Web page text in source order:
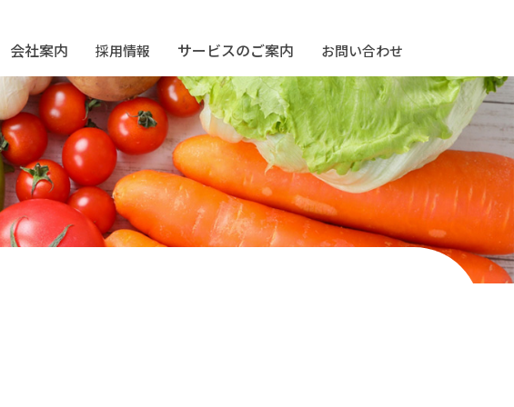
会社案内 採用情報
サービスのご案内
提携店舗 トレーサビリティ
お問い合わせ